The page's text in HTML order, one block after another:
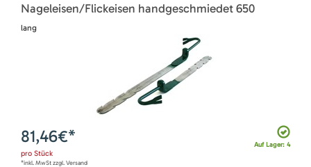
Nageleisen/Flickeisen handgeschmiedet 650
lang
Auf Lager: 4
81,46€*
pro Stück
*inkl. MwSt zzgl. Versand